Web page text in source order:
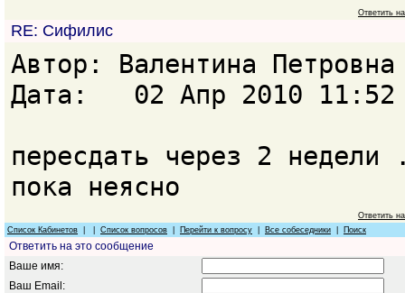
Ответить
RE: Сифилис
Автор: Валентина
Дата: 02 Апр 2010 11:52
пересдать через 2 недели
пока неясно
Ответить
Список Кабинетов
Список вопросов Перейти к вопросу Все собеседники Поиск
Ответить на это сообщение
Ваше имя:
Ваш Email: